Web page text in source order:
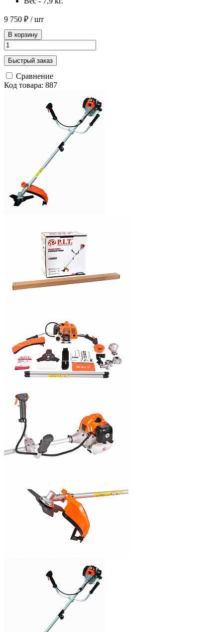
9 750 ₽ / шт
В корзину
Быстрый заказ
Сравнение
Код товара: 887